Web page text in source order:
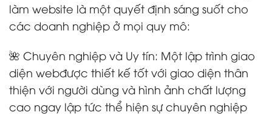
làm website là một quyết định sáng suốt cho
các doanh nghiệp ở mọi quy mô:
🌺 Chuyên nghiệp và Uy tín: Một lập trình giao
diện webđược thiết kế tốt với giao diện thân
thiện với người dùng và hình ảnh chất lượng
cao ngay lập tức thể hiện sự chuyên nghiệp